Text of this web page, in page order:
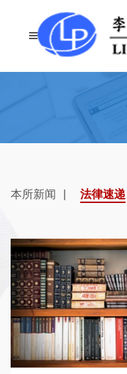
本所新闻 法律速递